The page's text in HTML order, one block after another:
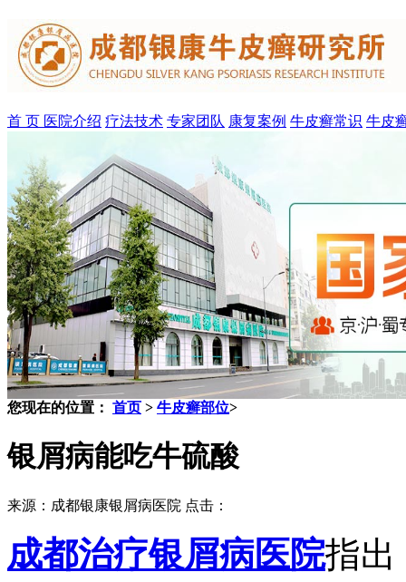
首 页 医院介绍 疗法技术 专家团队 康复案例 牛皮癣常识 牛皮
您现在的位置： 首页 > 牛皮癣部位>
银屑病能吃牛硫酸
来源：成都银康银屑病医院 点击：
成都治疗银屑病医院指出